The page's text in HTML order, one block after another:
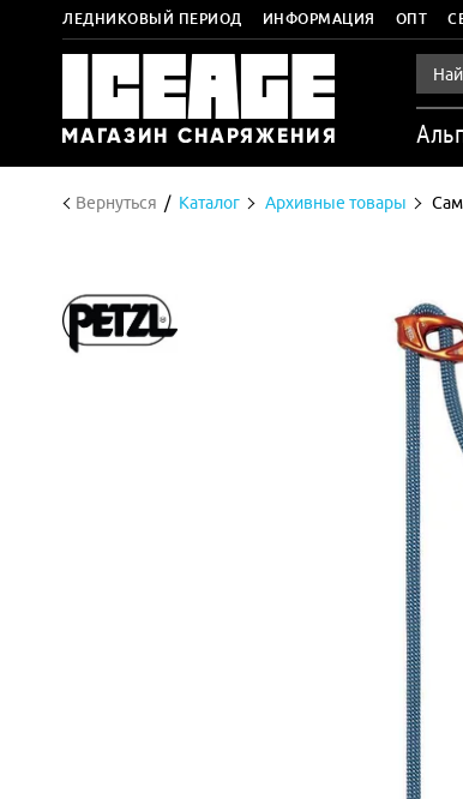
ЛЕДНИКОВЫЙ ПЕРИОД ИНФОРМАЦИЯ ОПТ
Вернуться Каталог Архивные товары